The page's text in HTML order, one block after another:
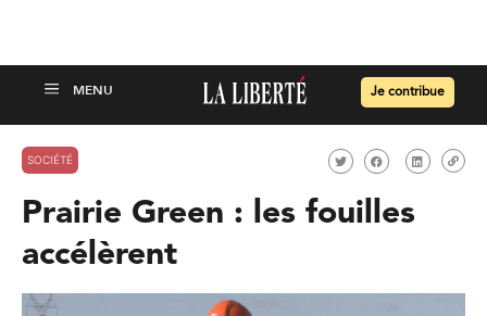
Je contribue
SOCIÉTÉ
Prairie Green : les fouilles
accélèrent